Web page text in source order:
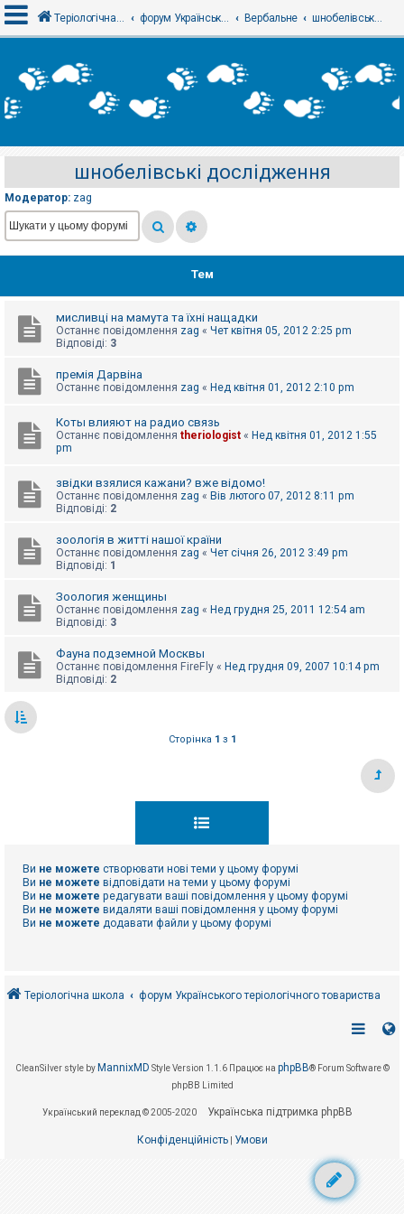
х
і
е
є
с
т
р
а
Т
м
б
о
А
т
т
и
Теріологічна школа форум Українського теріологічного товариства Вербальне шнобелівські дослідження
шнобелівські дослідження
Модератор: zag
Тем
мисливці на мамута та їхні нащадки
Останнє повідомлення zag « Чет квітня 05, 2012 2:25 pm
Відповіді: 3
премія Дарвіна
Останнє повідомлення zag « Нед квітня 01, 2012 2:10 pm
Коты влияют на радио связь
Останнє повідомлення theriologist « Нед квітня 01, 2012 1:55
pm
звідки взялися кажани? вже відомо!
Останнє повідомлення zag « Вів лютого 07, 2012 8:11 pm
Відповіді: 2
зоологія в житті нашої країни
Останнє повідомлення zag « Чет січня 26, 2012 3:49 pm
Відповіді: 1
Зоология женщины
Останнє повідомлення zag « Нед грудня 25, 2011 12:54 am
Відповіді: 3
Фауна подземной Москвы
Останнє повідомлення FireFly « Нед грудня 09, 2007 10:14 pm
Відповіді: 2
Сторінка 1 з 1
Ви не можете створювати нові теми у цьому форумі
Ви не можете відповідати на теми у цьому форумі
Ви не можете редагувати ваші повідомлення у цьому форумі
Ви не можете видаляти ваші повідомлення у цьому форумі
Ви не можете додавати файли у цьому форумі
Теріологічна школа форум Українського теріологічного товариства
CleanSilver style by MannixMD Style Version 1.1.6 Працює на phpBB® Forum Software ©
phpBB Limited
Український переклад © 2005-2020 Українська підтримка phpBB
Конфіденційність| Умови